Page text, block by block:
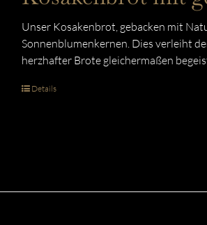
Unser Kosakenbrot, gebacken mit
Sonnenblumenkernen. Dies verleiht
herzhafter Brote gleichermaßen
Details